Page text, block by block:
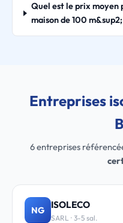
Quel est le prix moyen
maison de 100 m&sup2;
Entreprises
6 entreprises
NG ISOLECO
SARL · 3-5 sal.